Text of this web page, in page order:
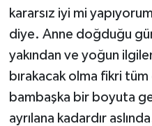
kararsız iyi mi
diye. Anne doğduğu
yakından ve yoğun
bırakacak olma fikri tüm
bambaşka bir boyuta
ayrılana kadardır